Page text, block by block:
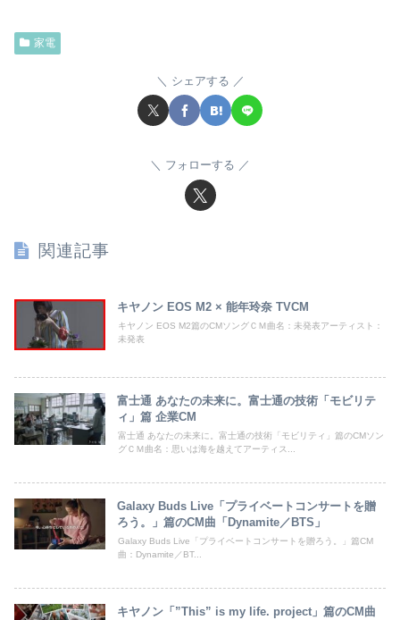
家電
シェアする
フォローする
関連記事
キヤノン EOS M2 × 能年玲奈 TVCM
キヤノン EOS M2篇のCMソングＣＭ曲名：未発表アーティスト：
未発表
富士通 あなたの未来に。富士通の技術「モビリテ
ィ」篇 企業CM
富士通 あなたの未来に。富士通の技術「モビリティ」篇のCMソン
グＣＭ曲名：思いは海を越えてアーティス...
Galaxy Buds Live「プライベートコンサートを贈
ろう。」篇のCM曲「Dynamite／BTS」
Galaxy Buds Live「プライベートコンサートを贈ろう。」篇CM
曲：Dynamite／BT...
キヤノン「”This” is my life. project」篇のCM曲